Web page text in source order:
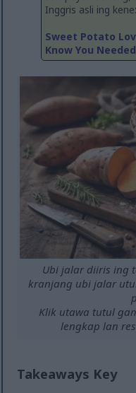
Inggris asli ing kene:
Sweet Potato
Know You Needed
Ubi jalar diiris ing
kranjang ubi jalar
Klik utawa tutul
lengkap lan
Takeaways Key